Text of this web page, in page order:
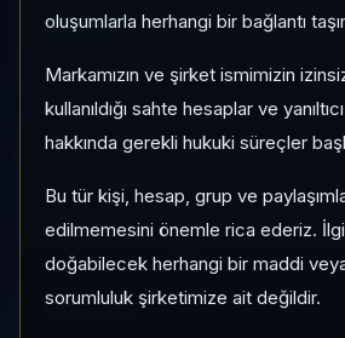
oluşumlarla herhangi bir bağlantı
Markamızın ve şirket ismimizin
kullanıldığı sahte hesaplar ve
hakkında gerekli hukuki süreçler
Bu tür kişi, hesap, grup ve
edilmemesini önemle rica ederiz.
doğabilecek herhangi bir maddi
sorumluluk şirketimize ait değildir.
10/41
Momentum bazlı kategori içi sıra
KALITE / DEĞERLEME
79 /96